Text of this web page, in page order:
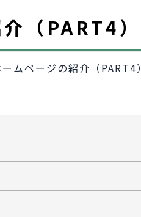
（PART4）
ムページの紹介（PART4）